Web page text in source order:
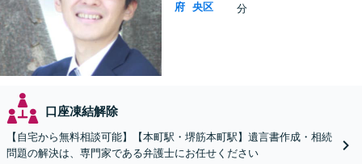
府
央区
分
口座凍結解除
【自宅から無料相談可能】【本町駅・堺筋本町駅】遺言書作成・相続
問題の解決は、専門家である弁護士にお任せください